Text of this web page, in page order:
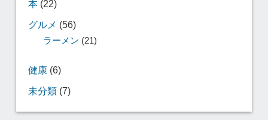
本(22)
グルメ (56)
ラーメン (21)
健康(6)
未分類(7)